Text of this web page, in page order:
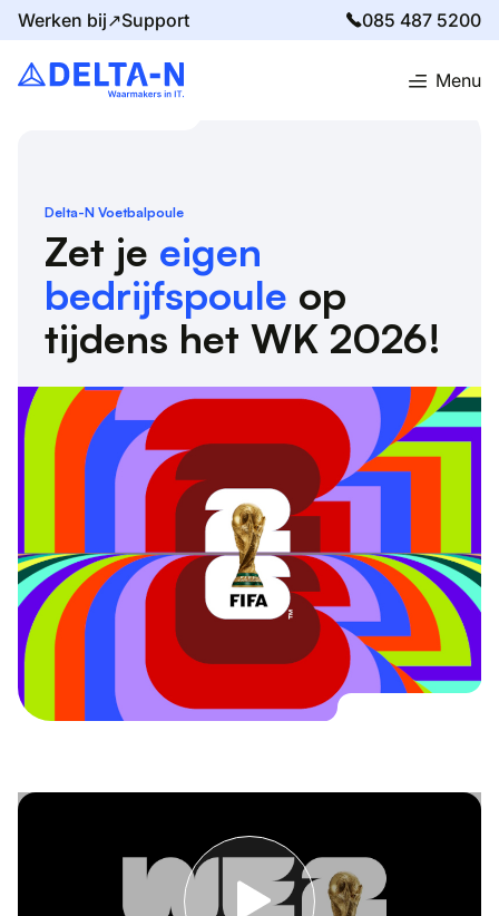
Werken bij↗Support 085 487 5200
Menu
Home Delta-N voetbalpoule
Delta-N Voetbalpoule
Zet je eigen
bedrijfspoule op
tijdens het WK 2026!